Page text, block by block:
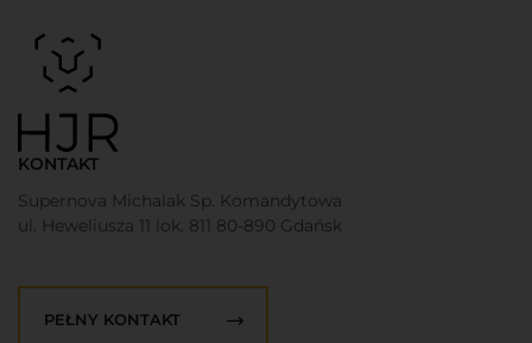
KONTAKT
Supernova Michalak Sp. Komandytowa
ul. Heweliusza 11 lok. 811 80-890 Gdańsk
PEŁNY KONTAKT